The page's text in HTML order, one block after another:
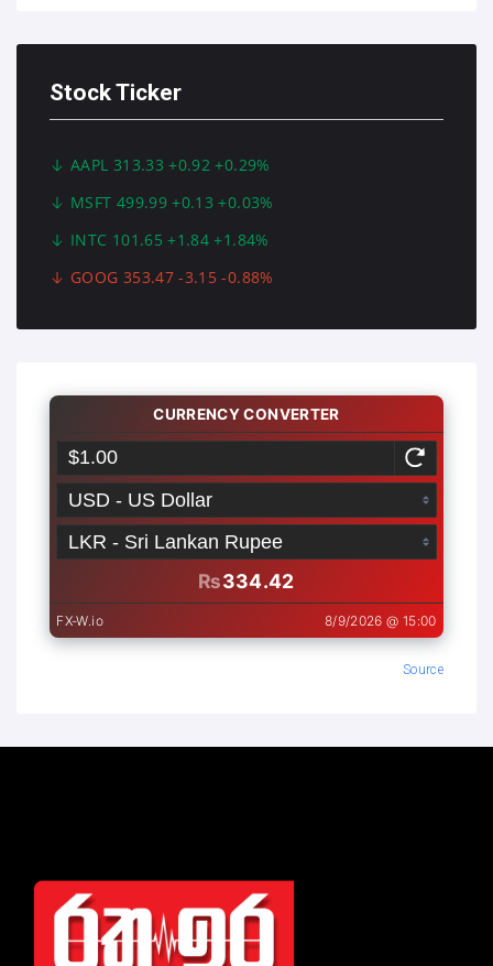
Stock Ticker
AAPL 313.33 +0.92 +0.29%
MSFT 499.99 +0.13 +0.03%
INTC 101.65 +1.84 +1.84%
GOOG 353.47 -3.15 -0.88%
Source